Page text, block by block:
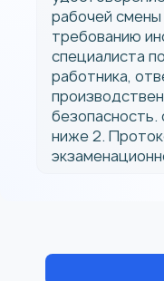
рабочей смены
требованию
специалиста
работника,
ниже 2.